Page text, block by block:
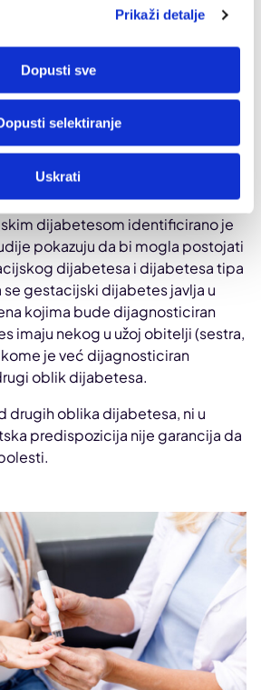
Prikaži detalje
Dopusti sve
selektiranje
Uskrati
čega se upravo u to vrijeme
na gestacijski dijabetes.
koje razviju gestacijski dijabetes
a unatoč tome, posljedice
od rizika koje sa sobom nosi
su i povećani rizik od
rezom.
dijabetesom identificirano je
pokazuju da bi mogla postojati
dijabetesa i dijabetesa tipa
se gestacijski dijabetes javlja u
kojima bude dijagnosticiran
imaju nekog u užoj obitelji (sestra,
je već dijagnosticiran
oblik dijabetesa.
drugih oblika dijabetesa, ni u
predispozicija nije garancija da